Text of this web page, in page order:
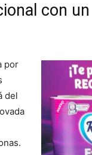
con
por
del